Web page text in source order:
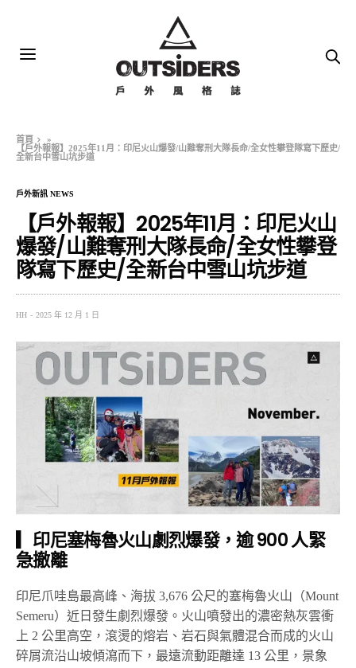
首頁
»
【戶外報報】2025年11月：印尼火山爆發/山難奪刑大隊長命/全女性攀登隊寫下歷史/
全新台中雪山坑步道
戶外新訊 NEWS
【戶外報報】2025年11月：印尼火山
爆發/山難奪刑大隊長命/全女性攀登
隊寫下歷史/全新台中雪山坑步道
HH 2025 年 12 月 1 日
▎印尼塞梅魯火山劇烈爆發，逾 900 人緊
急撤離
印尼爪哇島最高峰、海拔 3,676 公尺的塞梅魯火山（Mount
Semeru）近日發生劇烈爆發。火山噴發出的濃密熱灰雲衝
上 2 公里高空，滾燙的熔岩、岩石與氣體混合而成的火山
碎屑流沿山坡傾瀉而下，最遠流動距離達 13 公里，景象